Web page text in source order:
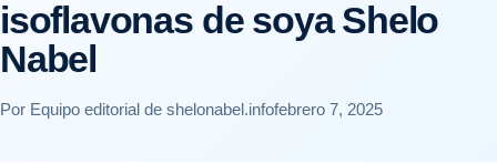
isoflavonas de soya Shelo
Nabel
Por Equipo editorial de shelonabel.infofebrero 7, 2025